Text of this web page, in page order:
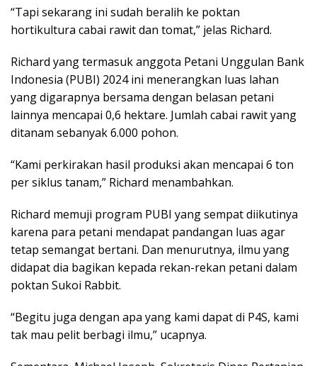
“Tapi sekarang ini sudah beralih ke poktan
hortikultura cabai rawit dan tomat,” jelas Richard.
Richard yang termasuk anggota Petani Unggulan Bank
Indonesia (PUBI) 2024 ini menerangkan luas lahan
yang digarapnya bersama dengan belasan petani
lainnya mencapai 0,6 hektare. Jumlah cabai rawit yang
ditanam sebanyak 6.000 pohon.
“Kami perkirakan hasil produksi akan mencapai 6 ton
per siklus tanam,” Richard menambahkan.
Richard memuji program PUBI yang sempat diikutinya
karena para petani mendapat pandangan luas agar
tetap semangat bertani. Dan menurutnya, ilmu yang
didapat dia bagikan kepada rekan-rekan petani dalam
poktan Sukoi Rabbit.
“Begitu juga dengan apa yang kami dapat di P4S, kami
tak mau pelit berbagi ilmu,” ucapnya.